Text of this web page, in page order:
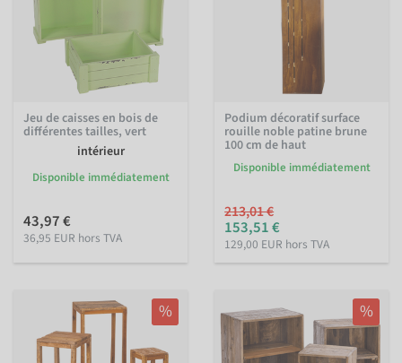
Jeu de caisses en bois de
différentes tailles, vert
intérieur
Disponible immédiatement
43,97 €
36,95 EUR hors TVA
Podium décoratif surface
rouille noble patine brune
100 cm de haut
Disponible immédiatement
213,01 €
153,51 €
129,00 EUR hors TVA
% %